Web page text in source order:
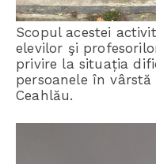
Scopul acestei
elevilor şi
privire la situația
persoanele în
Ceahlău.